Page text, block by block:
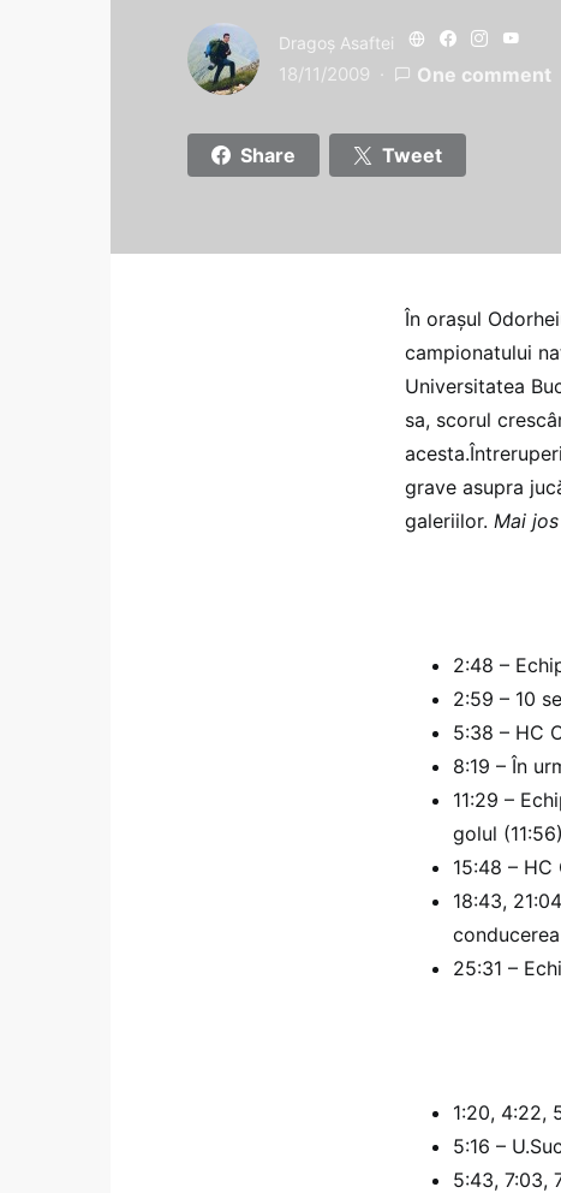
Dragoş Asaftei
18/11/2009 One comment
Share Tweet
În oraşul
campionatului
Universitatea
sa, scorul
grave asupra
galeriilor. Mai
2:48 –
2:59 – 10
5:38 – HC
8:19 – În
11:29 –
golul
15:48 –
18:43,
25:31 –
1:20, 4:22,
5:16 –
5:43, 7:03,